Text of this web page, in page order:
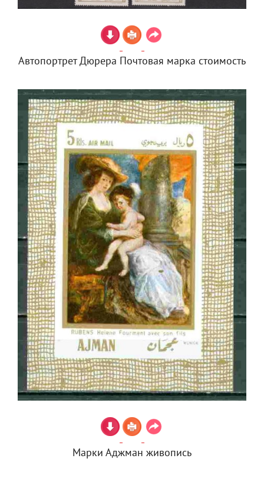
Автопортрет Дюрера Почтовая марка стоимость
Марки Аджман живопись